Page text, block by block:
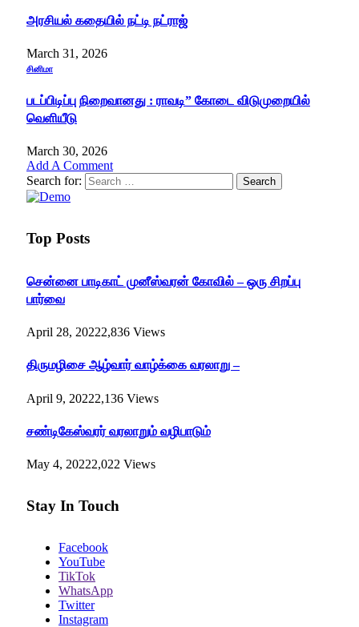
அரசியல் கதையில் நட்டி நட்ராஜ்
March 31, 2026
சினிமா
படப்பிடிப்பு நிறைவானது : ராவடி” கோடை விடுமுறையில்
வெளியீடு
March 30, 2026
Add A Comment
Search for:
Top Posts
சென்னை பாடிகாட் முனீஸ்வரன் கோவில் – ஒரு சிறப்பு
பார்வை
April 28, 20222,836 Views
திருமழிசை ஆழ்வார் வாழ்க்கை வரலாறு –
April 9, 20222,136 Views
சண்டிகேஸ்வரர் வரலாறும் வழிபாடும்
May 4, 20222,022 Views
Stay In Touch
Facebook
YouTube
TikTok
WhatsApp
Twitter
Instagram